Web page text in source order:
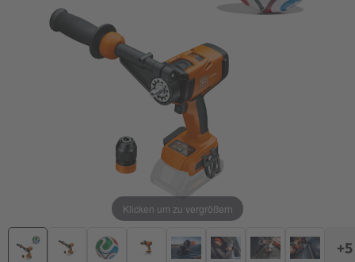
Klicken um zu vergrößern
+5